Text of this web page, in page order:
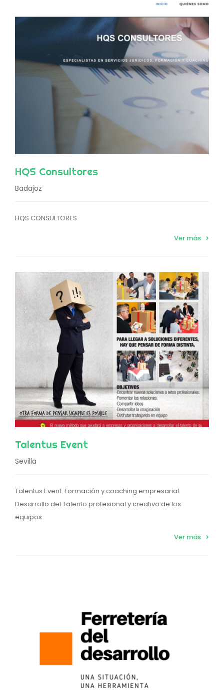
HQS Consultores
Badajoz
HQS CONSULTORES
Ver más
Talentus Event
Sevilla
Talentus Event. Formación y coaching empresarial.
Desarrollo del Talento profesional y creativo de los
equipos.
Ver más